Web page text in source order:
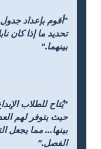
"أقوم بإعداد
تحديد ما إذا كان
بينهما."
حيث يتوفر لهم
بينها... مما يجعل
الفصل."